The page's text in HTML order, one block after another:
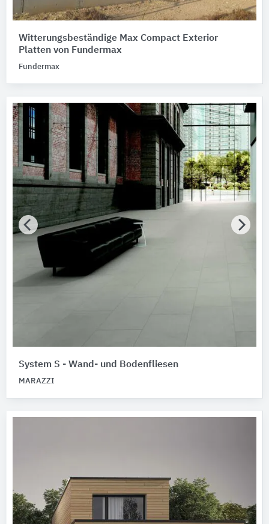
Witterungsbeständige Max Compact Exterior
Platten von Fundermax
Fundermax
System S - Wand- und Bodenfliesen
MARAZZI